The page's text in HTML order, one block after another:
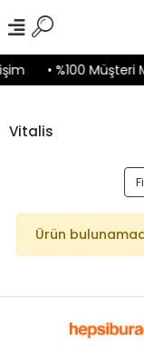
• %100
Vitalis
Ürün